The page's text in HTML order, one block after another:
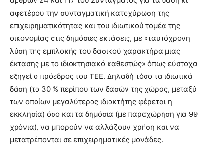
αφετέρου την συνταγματική κατοχύρωση της
επιχειρηματικότητας και του ιδιωτικού τομέα της
οικονομίας στις δημόσιες εκτάσεις, με «ταυτόχρονη
λύση της εμπλοκής του δασικού χαρακτήρα μιας
έκτασης με το ιδιοκτησιακό καθεστώς» όπως εύστοχα
εξηγεί ο πρόεδρος του ΤΕΕ. Δηλαδή τόσο τα ιδιωτικά
δάση (το 30 % περίπου των δασών της χώρας, μεταξύ
των οποίων μεγαλύτερος ιδιοκτήτης φέρεται η
εκκλησία) όσο και τα δημόσια (με παραχώρηση για 99
χρόνια), να μπορούν να αλλάζουν χρήση και να
μετατρέπονται σε επιχειρηματικές μονάδες.